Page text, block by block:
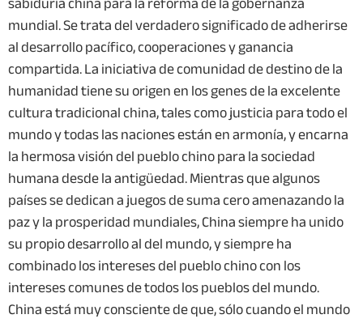
mundial. Se trata del verdadero significado de adherirse
al desarrollo pacífico, cooperaciones y ganancia
compartida. La iniciativa de comunidad de destino de la
humanidad tiene su origen en los genes de la excelente
cultura tradicional china, tales como justicia para todo el
mundo y todas las naciones están en armonía, y encarna
la hermosa visión del pueblo chino para la sociedad
humana desde la antigüedad. Mientras que algunos
países se dedican a juegos de suma cero amenazando la
paz y la prosperidad mundiales, China siempre ha unido
su propio desarrollo al del mundo, y siempre ha
combinado los intereses del pueblo chino con los
intereses comunes de todos los pueblos del mundo.
China está muy consciente de que, sólo cuando el mundo